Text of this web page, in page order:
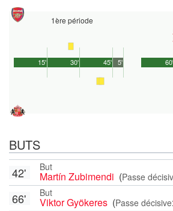
1ère période
45'
15' 30' 5' 60'
BUTS
But
Martín Zubimendi (Passe
42'
But
Viktor Gyökeres (Passe décisive:
66'